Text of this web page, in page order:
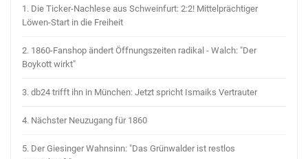
1. Die Ticker-Nachlese aus Schweinfurt: 2:2! Mittelprächtiger
Löwen-Start in die Freiheit
2. 1860-Fanshop ändert Öffnungszeiten radikal - Walch: "Der
Boykott wirkt"
3. db24 trifft ihn in München: Jetzt spricht Ismaiks Vertrauter
4. Nächster Neuzugang für 1860
5. Der Giesinger Wahnsinn: "Das Grünwalder ist restlos